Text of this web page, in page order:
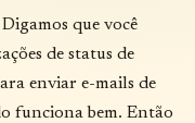
que você
de status de
enviar e-mails de
funciona bem. Então